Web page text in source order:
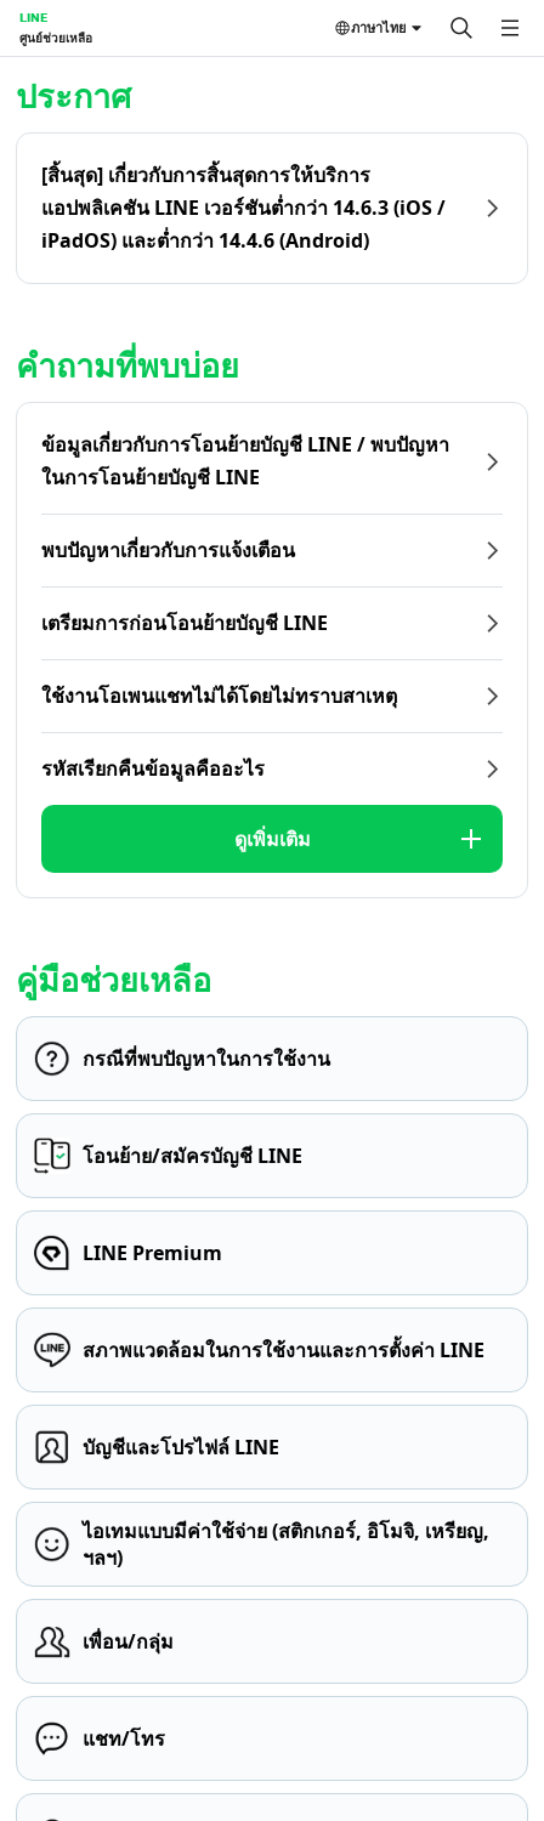
LINE
ศูนย์ช่วยเหลือ
ภาษาไทย
ประกาศ
[สิ้นสุด] เกี่ยวกับการสิ้นสุดการให้บริการ
แอปพลิเคชัน LINE เวอร์ชันต่ำกว่า 14.6.3 (iOS /
iPadOS) และต่ำกว่า 14.4.6 (Android)
คำถามที่พบบ่อย
ข้อมูลเกี่ยวกับการโอนย้ายบัญชี LINE / พบปัญหา
ในการโอนย้ายบัญชี LINE
พบปัญหาเกี่ยวกับการแจ้งเตือน
เตรียมการก่อนโอนย้ายบัญชี LINE
ใช้งานโอเพนแชทไม่ได้โดยไม่ทราบสาเหตุ
รหัสเรียกคืนข้อมูลคืออะไร
ดูเพิ่มเติม
คู่มือช่วยเหลือ
กรณีที่พบปัญหาในการใช้งาน
โอนย้าย/สมัครบัญชี LINE
LINE Premium
สภาพแวดล้อมในการใช้งานและการตั้งค่า LINE
บัญชีและโปรไฟล์ LINE
ไอเทมแบบมีค่าใช้จ่าย (สติกเกอร์, อิโมจิ, เหรียญ,
ฯลฯ)
เพื่อน/กลุ่ม
แชท/โทร